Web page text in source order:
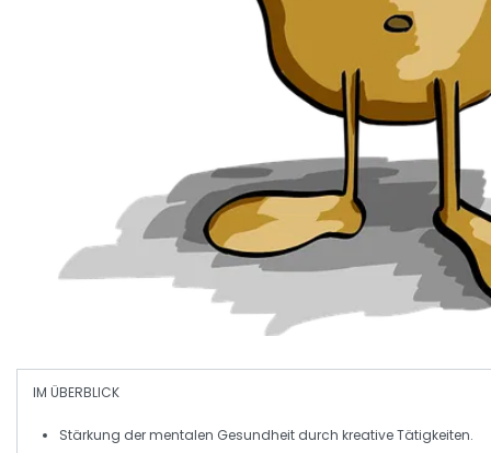
IM ÜBERBLICK
Stärkung der mentalen Gesundheit durch kreative Tätigkeiten.